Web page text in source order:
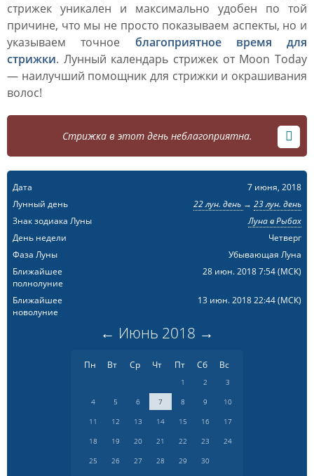
стрижек уникален и максимально удобен по той
причине, что мы не просто показываем аспекты, но и
указываем точное благоприятное время для
стрижки. Лунный календарь стрижек от Moon Today
— наилучший помощник для стрижки и окрашивания
волос!
Стрижка в этот день неблагоприятна.
Дата
7 июня, 2018
Лунный день
22 лун. день → 23 лун. день
Знак зодиака Луны
Луна в Рыбах
День недели
Четверг
Фаза Луны
Убывающая Луна
Ближайшее
полнолуние
28 июн. 2018 7:54(МСК)
Ближайшее
новолуние
13 июн. 2018 22:44(МСК)
← Июнь 2018 →
Пн Вт Ср Чт Пт Сб Вс
1 2
3
4
5 6 7 8 9
10
11
12 13 14 15 16
17
18
19 20 21 22 23
24
25
26 27 28 29 30